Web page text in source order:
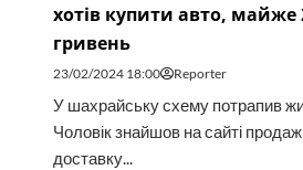
хотів купити авто, майже
гривень
23/02/2024 18:00 Reporter
У шахрайську схему потрапив
Чоловік знайшов на сайті
доставку...